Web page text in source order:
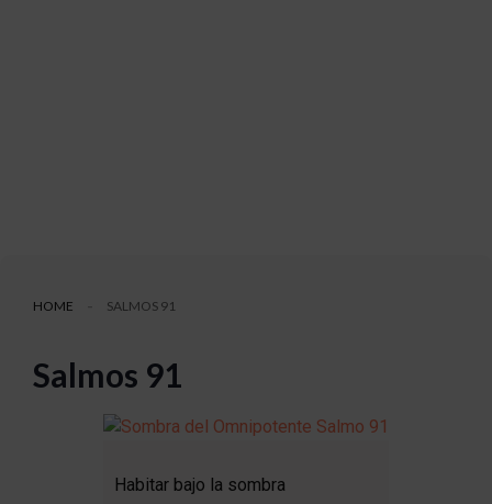
HOME SALMOS 91
Salmos 91
Habitar bajo la sombra